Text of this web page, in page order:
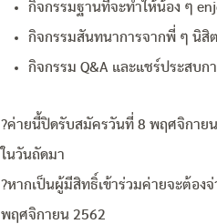
กิจกรรมฐานที่จะทำให้น้อง ๆ
กิจกรรมสันทนาการจากพี่ ๆ นิสิ
กิจกรรม Q&A และแชร์ประสบ
?ค่ายนี้ปิดรับสมัครวันที่ 8 พฤศจิกาย
ในวันถัดมา
?หากเป็นผู้มีสิทธิ์เข้าร่วมค่ายจะต้อง
พฤศจิกายน 2562